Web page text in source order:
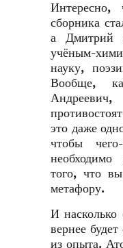
Интересно,
сборника
а Дмитрий
учёным-
науку,
Вообще,
это даже
чтобы
необходимо
того, что вы
метафору.
И насколько
вернее
из опыта.